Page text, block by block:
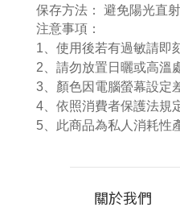
保存方法： 避免陽光直
注意事項：
1 、使用後若有過敏請即
2 、請勿放置日曬或高溫
3 、顏色因電腦螢幕設
4 、依照消費者保護法
5 、此商品為私人消耗
關於我們